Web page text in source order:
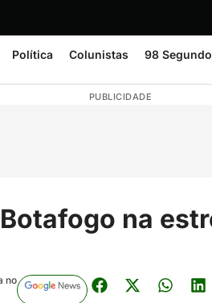
Política Colunistas 98
PUBLICIDADE
na
no